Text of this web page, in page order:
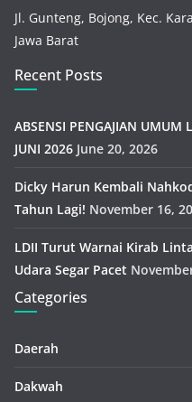
Jl. Gunteng, Bojong, Kec.
Jawa Barat
Recent Posts
ABSENSI PENGAJIAN UMUM
JUNI 2026 June 20, 2026
Dicky Harun Kembali
Tahun Lagi! November 16,
LDII Turut Warnai Kirab
Udara Segar Pacet
Categories
Daerah
Dakwah